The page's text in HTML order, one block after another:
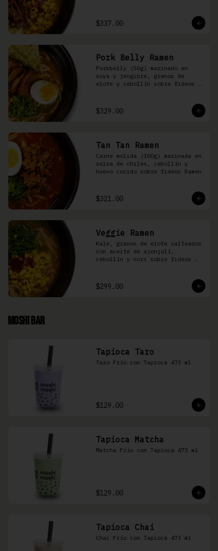
cerdo
$337.00
Pork Belly Ramen
Porkbelly (50g) marinado en
soya y jengibre, granos de
elote y cebollín sobre fideos
$329.00
Tan Tan Ramen
Carne molida (100g) marinada en
salsa de chiles, cebollín y
huevo cocido sobre fideos Ramen
$321.00
Veggie Ramen
Kale, granos de elote salteados
con aceite de ajonjolí,
cebollín y nori sobre fideos
$299.00
Moshi Bar
Tapioca Taro
Taro Frío con Tapioca 473 ml
$129.00
Tapioca Matcha
Matcha Frío con Tapioca 473 ml
$129.00
Tapioca Chai
Chai Frío con Tapioca 473 ml